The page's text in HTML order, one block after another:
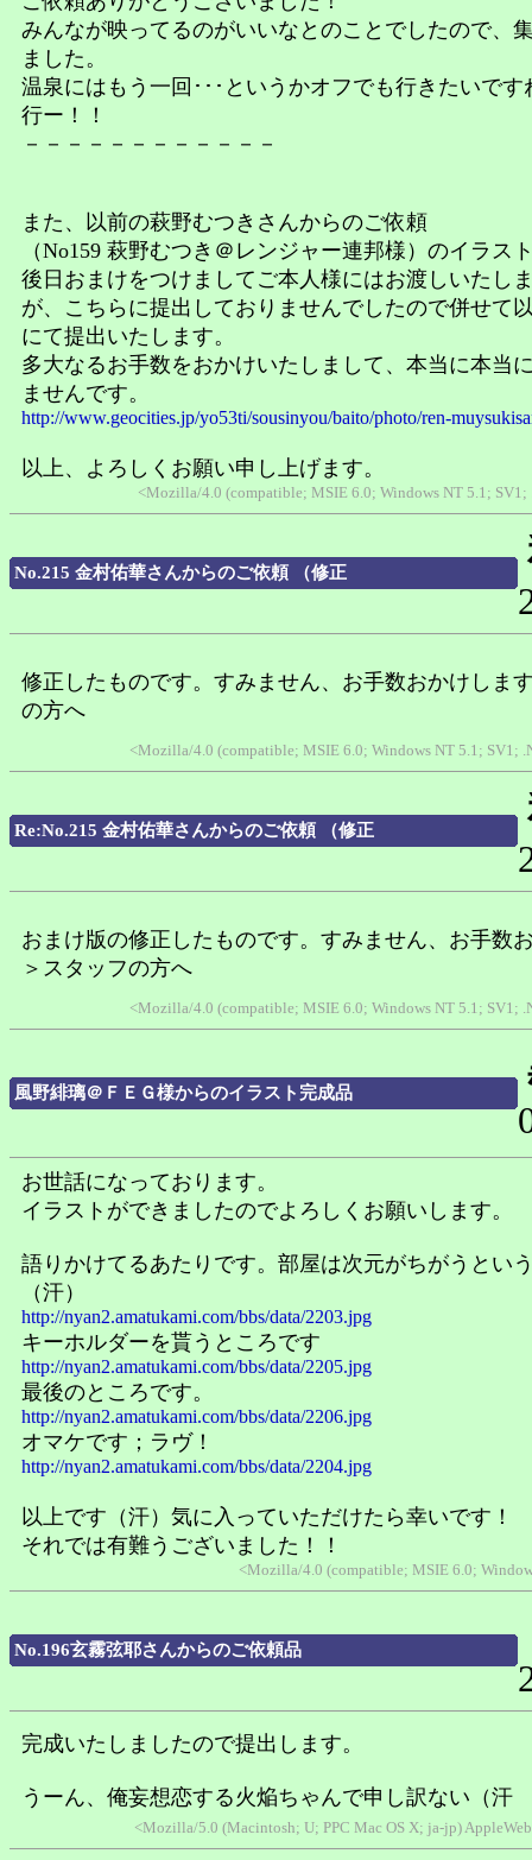
みんなが映ってるのがいいなとのことでしたので、
ました。
温泉にはもう一回･･･というかオフでも行きたいです
行ー！！
－－－－－－－－－－－－
また、以前の萩野むつきさんからのご依頼
（No159 萩野むつき＠レンジャー連邦様）のイラス
後日おまけをつけましてご本人様にはお渡しいたし
が、こちらに提出しておりませんでしたので併せて
にて提出いたします。
多大なるお手数をおかけいたしまして、本当に本当
ませんです。
http://www.geocities.jp/yo53ti/sousinyou/baito/photo/ren-
以上、よろしくお願い申し上げます。
<Mozilla/4.0 (compatible; MSIE 6.0; Windows NT 5.1;
No.215 金村佑華さんからのご依頼 （修正
修正したものです。すみません、お手数おかけしま
の方へ
<Mozilla/4.0 (compatible; MSIE 6.0; Windows NT 5.1; SV1;
Re:No.215 金村佑華さんからのご依頼 （修正
おまけ版の修正したものです。すみません、お手数
＞スタッフの方へ
<Mozilla/4.0 (compatible; MSIE 6.0; Windows NT 5.1; SV1;
風野緋璃＠ＦＥＧ様からのイラスト完成品
お世話になっております。
イラストができましたのでよろしくお願いします。
語りかけてるあたりです。部屋は次元がちがうとい
（汗）
http://nyan2.amatukami.com/bbs/data/2203.jpg
キーホルダーを貰うところです
http://nyan2.amatukami.com/bbs/data/2205.jpg
最後のところです。
http://nyan2.amatukami.com/bbs/data/2206.jpg
オマケです；ラヴ！
http://nyan2.amatukami.com/bbs/data/2204.jpg
以上です（汗）気に入っていただけたら幸いです！
それでは有難うございました！！
<Mozilla/4.0 (compatible; MSIE 6.0;
No.196玄霧弦耶さんからのご依頼品
完成いたしましたので提出します。
うーん、俺妄想恋する火焔ちゃんで申し訳ない（汗
<Mozilla/5.0 (Macintosh; U; PPC Mac OS X; ja-jp)